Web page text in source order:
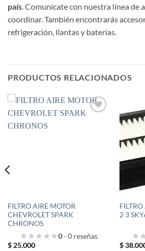
país. Comunícate con nuestra línea de
coordinar. También encontrarás
refrigeración, llantas y baterías.
PRODUCTOS RELACIONADOS
FILTRO AIRE MOTOR
CHEVROLET SPARK
CHRONOS
0- 0 reseñas
$25.000
2 3
$